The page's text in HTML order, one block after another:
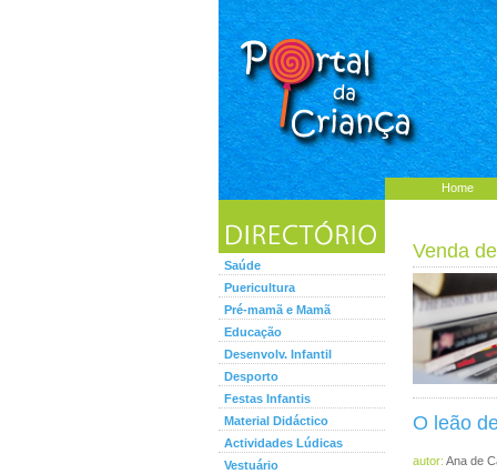
Home
Saúde
Puericultura
Pré-mamã e Mamã
Educação
Desenvolv. Infantil
Desporto
Festas Infantis
Material Didáctico
Actividades Lúdicas
Vestuário
Venda
O leão
autor: Ana de